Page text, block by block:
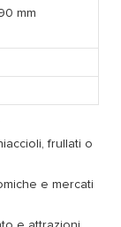
mm
frullati o
e mercati